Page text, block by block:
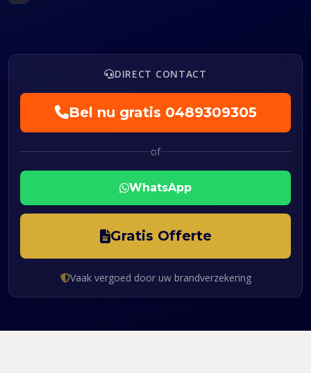
DIRECT CONTACT
Bel nu gratis 0489309305
of
WhatsApp
Gratis Offerte
Vaak vergoed door uw brandverzekering